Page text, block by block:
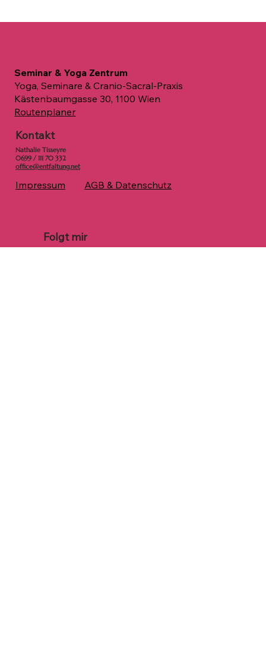
Seminar & Yoga Zentrum
Yoga, Seminare & Cranio-Sacral-Praxis
Kästenbaumgasse 30, 1100 Wien
Routenplaner
Nathalie Tisseyre
0699 / 111 70 332
office@entfaltung.net
Kontakt
Impressum AGB & Datenschutz
Folgt mir